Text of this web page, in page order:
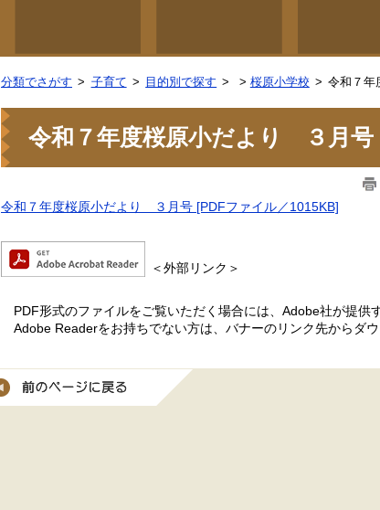
分類でさがす 子育て 目的別で探す > 桜原小学校 令和７
令和７年度桜原小だより ３月号
令和７年度桜原小だより ３月号 [PDFファイル／1015KB]
＜外部リンク＞
PDF形式のファイルをご覧いただく場合には、Adobe社が提供
Adobe Readerをお持ちでない方は、バナーのリンク先からダ